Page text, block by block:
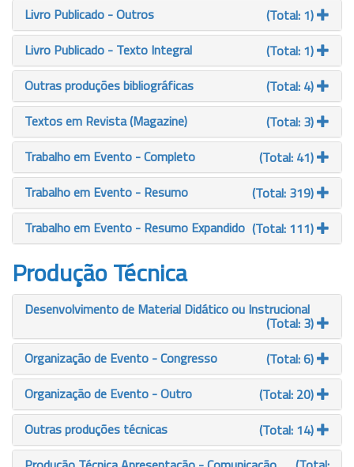
Livro Publicado - Outros
(Total: 1)
Livro Publicado - Texto Integral
(Total: 1)
Outras produções bibliográficas
(Total: 4)
Textos em Revista (Magazine)
(Total: 3)
Trabalho em Evento - Completo
(Total: 41)
Trabalho em Evento - Resumo
(Total: 319)
Trabalho em Evento - Resumo Expandido (Total: 111)
Produção Técnica
Desenvolvimento de Material Didático ou Instrucional
(Total: 3)
Organização de Evento - Congresso
(Total: 6)
Organização de Evento - Outro
(Total: 20)
Outras produções técnicas
(Total: 14)